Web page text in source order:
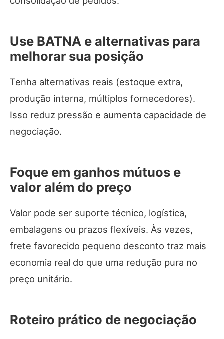
Use BATNA e alternativas para
melhorar sua posição
Tenha alternativas reais (estoque extra,
produção interna, múltiplos fornecedores).
Isso reduz pressão e aumenta capacidade de
negociação.
Foque em ganhos mútuos e
valor além do preço
Valor pode ser suporte técnico, logística,
embalagens ou prazos flexíveis. Às vezes,
frete favorecido pequeno desconto traz mais
economia real do que uma redução pura no
preço unitário.
Roteiro prático de negociação